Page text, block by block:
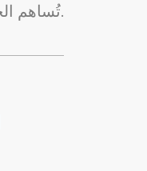
تُساهم الحاضنة في تحقيق قفزاتٍ نوعيةٍ في مجال الطب، مما يُبشّر بمستقبلٍ صحيٍّ أفضل للبشرية جمعاء.